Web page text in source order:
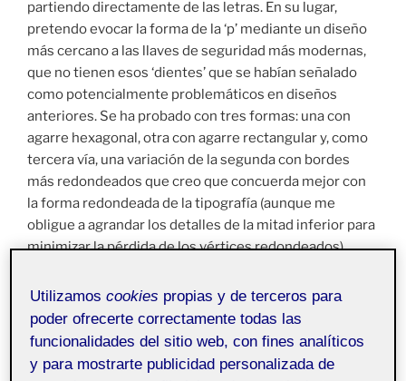
partiendo directamente de las letras. En su lugar,
pretendo evocar la forma de la ‘p’ mediante un diseño
más cercano a las llaves de seguridad más modernas,
que no tienen esos ‘dientes’ que se habían señalado
como potencialmente problemáticos en diseños
anteriores. Se ha probado con tres formas: una con
agarre hexagonal, otra con agarre rectangular y, como
tercera vía, una variación de la segunda con bordes
más redondeados que creo que concuerda mejor con
la forma redondeada de la tipografía (aunque me
obligue a agrandar los detalles de la mitad inferior para
minimizar la pérdida de los vértices redondeados).
Utilizamoscookies propias y de terceros para
poder ofrecerte correctamente todas las
funcionalidades del sitio web, con fines analíticos
y para mostrarte publicidad personalizada de